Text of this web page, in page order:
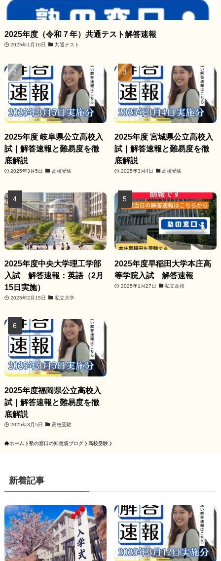
2025年度（令和７年）共通テスト解答速報
2025年1月16日 共通テスト
2025年度 岐阜県公立高校入
試｜解答速報と難易度を徹
底解説
2025年3月5日 高校受験
2025年度 宮城県公立高校入
試｜解答速報と難易度を徹
底解説
2025年3月4日 高校受験
2025年度中央大学理工学部
入試 解答速報：英語（2月
15日実施）
2025年2月15日 私立大学
2025年度早稲田大学本庄高
等学院入試 解答速報
2025年1月27日 私立高校
2025年度福岡県公立高校入
試｜解答速報と難易度を徹
底解説
2025年3月5日 高校受験
ホーム 塾の窓口の知恵袋ブログ 高校受験
新着記事